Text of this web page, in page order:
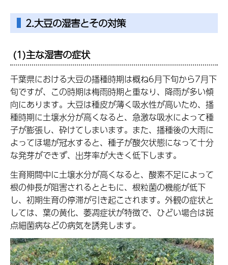
2.大豆の湿害とその対策
(1)主な湿害の症状
千葉県における大豆の播種時期は概ね6月下旬から7月下
旬ですが、この時期は梅雨時期と重なり、降雨が多い傾
向にあります。大豆は種皮が薄く吸水性が高いため、播
種時期に土壌水分が高くなると、急激な吸水によって種
子が膨張し、砕けてしまいます。また、播種後の大雨に
よってほ場が冠水すると、種子が酸欠状態になって十分
な発芽ができず、出芽率が大きく低下します。
生育期間中に土壌水分が高くなると、酸素不足によって
根の伸長が阻害されるとともに、根粒菌の機能が低下
し、初期生育の停滞が引き起こされます。外観の症状と
しては、葉の黄化、萎凋症状が特徴で、ひどい場合は斑
点細菌病などの病気を誘発します。